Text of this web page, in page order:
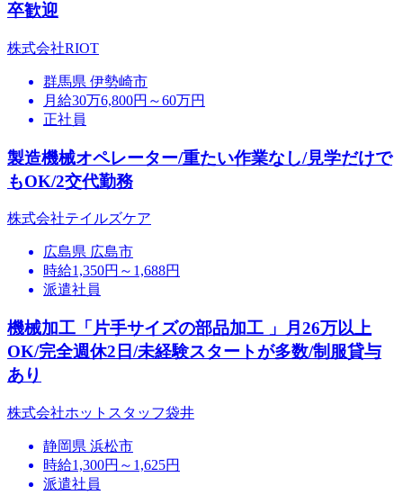
卒歓迎
株式会社RIOT
群馬県 伊勢崎市
月給30万6,800円～60万円
正社員
製造機械オペレーター/重たい作業なし/見学だけで
もOK/2交代勤務
株式会社テイルズケア
広島県 広島市
時給1,350円～1,688円
派遣社員
機械加工「片手サイズの部品加工 」月26万以上
OK/完全週休2日/未経験スタートが多数/制服貸与
あり
株式会社ホットスタッフ袋井
静岡県 浜松市
時給1,300円～1,625円
派遣社員